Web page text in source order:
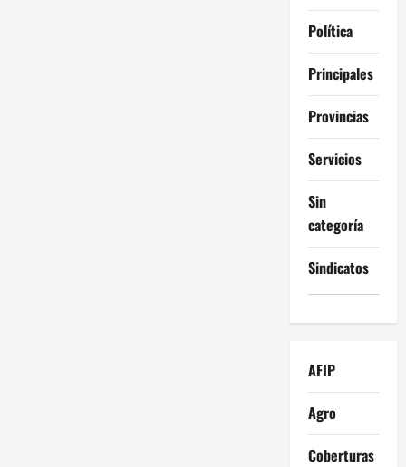
Política
Principales
Provincias
Servicios
Sin
categoría
Sindicatos
AFIP
Agro
Coberturas